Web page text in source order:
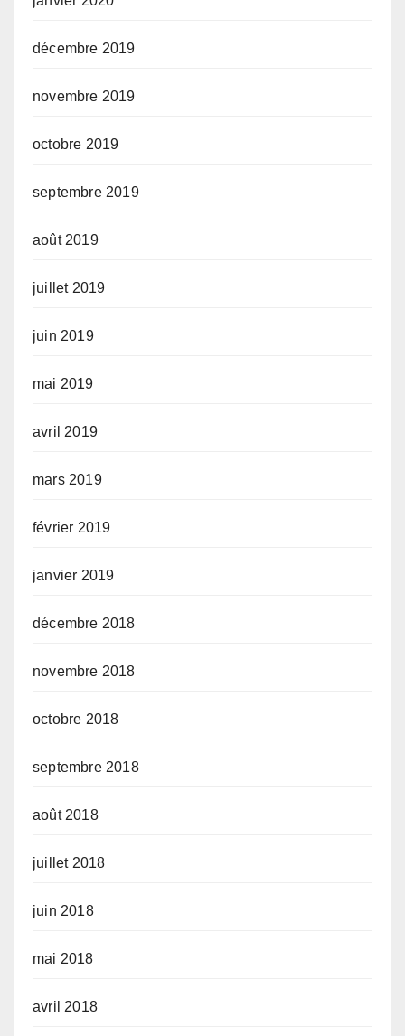
décembre 2019
novembre 2019
octobre 2019
septembre 2019
août 2019
juillet 2019
juin 2019
mai 2019
avril 2019
mars 2019
février 2019
janvier 2019
décembre 2018
novembre 2018
octobre 2018
septembre 2018
août 2018
juillet 2018
juin 2018
mai 2018
avril 2018